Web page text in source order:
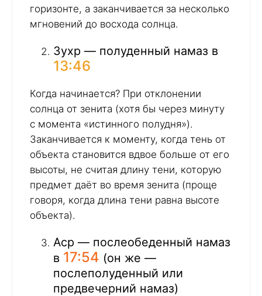
горизонте, а заканчивается за несколько
мгновений до восхода солнца.
Зухр — полуденный намаз в
13:46
Когда начинается? При отклонении
солнца от зенита (хотя бы через минуту
с момента «истинного полудня»).
Заканчивается к моменту, когда тень от
объекта становится вдвое больше от его
высоты, не считая длину тени, которую
предмет даёт во время зенита (проще
говоря, когда длина тени равна высоте
объекта).
Аср — послеобеденный намаз
в 17:54 (он же —
послеполуденный или
предвечерний намаз)